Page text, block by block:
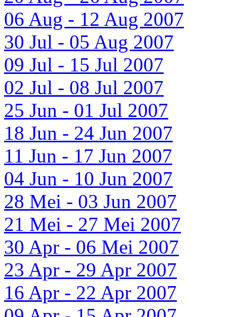
06 Aug - 12 Aug 2007
30 Jul - 05 Aug 2007
09 Jul - 15 Jul 2007
02 Jul - 08 Jul 2007
25 Jun - 01 Jul 2007
18 Jun - 24 Jun 2007
11 Jun - 17 Jun 2007
04 Jun - 10 Jun 2007
28 Mei - 03 Jun 2007
21 Mei - 27 Mei 2007
30 Apr - 06 Mei 2007
23 Apr - 29 Apr 2007
16 Apr - 22 Apr 2007